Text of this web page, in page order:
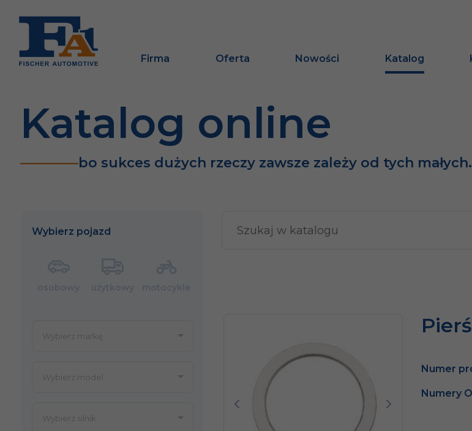
Firma Oferta Nowości Katalog
Katalog online
bo sukces dużych rzeczy zawsze zależy od tych
Wybierz pojazd
Poprzedni Następny
Numer
Numery